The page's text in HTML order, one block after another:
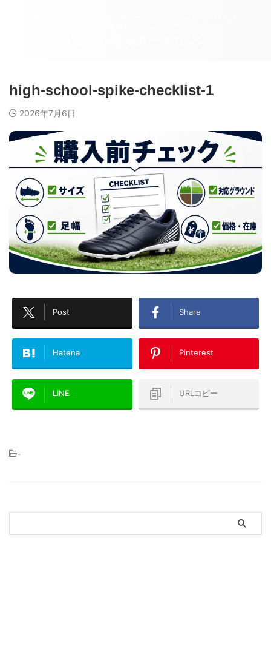
high-school-spike-checklist-1
2026年7月6日
Post Share
Hatena Pinterest
LINE URLコピー
-